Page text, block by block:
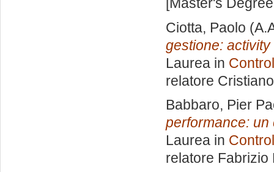
[Master's
Ciotta, Paolo
gestione:
Laurea in
relatore
Babbaro, Pier
performance: un
Laurea in
relatore Fabrizio